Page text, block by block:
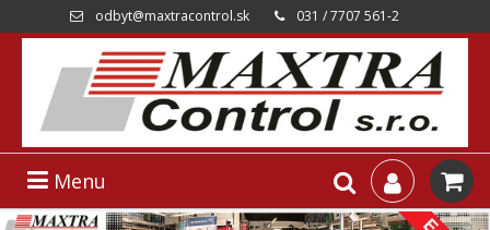
odbyt@maxtracontrol.sk 031 / 7707 561-2
Menu